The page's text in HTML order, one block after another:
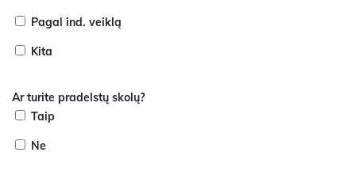
Pagal ind. veiklą
Kita
Ar turite pradelstų skolų?
Taip
Ne